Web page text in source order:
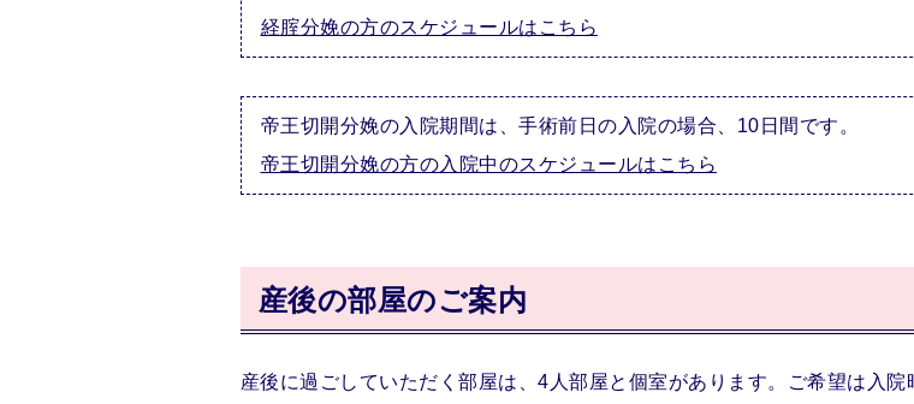
経腟分娩の方のスケジュールはこちら
帝王切開分娩の入院期間は、手術前日の入院の場合、10日間です。
帝王切開分娩の方の入院中のスケジュールはこちら
産後の部屋のご案内
産後に過ごしていただく部屋は、4人部屋と個室があります。ご希望は入院